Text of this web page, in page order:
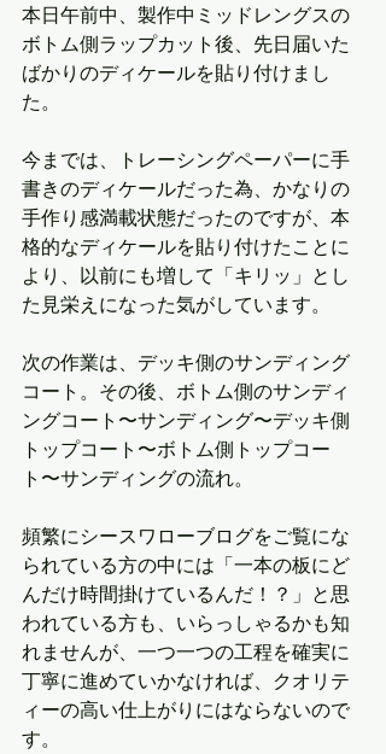
本日午前中、製作中ミッドレングスの
ボトム側ラップカット後、先日届いた
ばかりのディケールを貼り付けまし
た。
今までは、トレーシングペーパーに手
書きのディケールだった為、かなりの
手作り感満載状態だったのですが、本
格的なディケールを貼り付けたことに
より、以前にも増して「キリッ」とし
た見栄えになった気がしています。
次の作業は、デッキ側のサンディング
コート。その後、ボトム側のサンディ
ングコート〜サンディング〜デッキ側
トップコート〜ボトム側トップコー
ト〜サンディングの流れ。
頻繁にシースワローブログをご覧にな
られている方の中には「一本の板にど
んだけ時間掛けているんだ！？」と思
われている方も、いらっしゃるかも知
れませんが、一つ一つの工程を確実に
丁寧に進めていかなければ、クオリテ
ィーの高い仕上がりにはならないので
す。